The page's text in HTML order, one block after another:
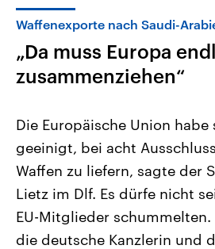
Themen
Landtagswahl Sachsen-Anhalt
2026
Alle Informationen
Sachsen-Anhalt wählt am 6.
September 2026 einen neuen
Landtag. Seit 2021 wird das
Bundesland von einer Koalition aus
Waffenexporte nach Saudi-
„Da muss Europa
zusammenziehen“
Die Europäische Union habe
geeinigt, bei acht
Waffen zu liefern, sagte der
Lietz im Dlf. Es dürfe nicht
EU-Mitglieder schummelten.
die deutsche Kanzlerin und